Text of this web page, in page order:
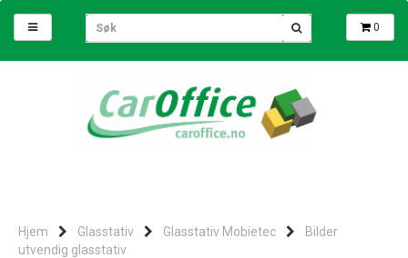
0
Hjem Glasstativ Glasstativ Mobietec
Bilder
utvendig glasstativ